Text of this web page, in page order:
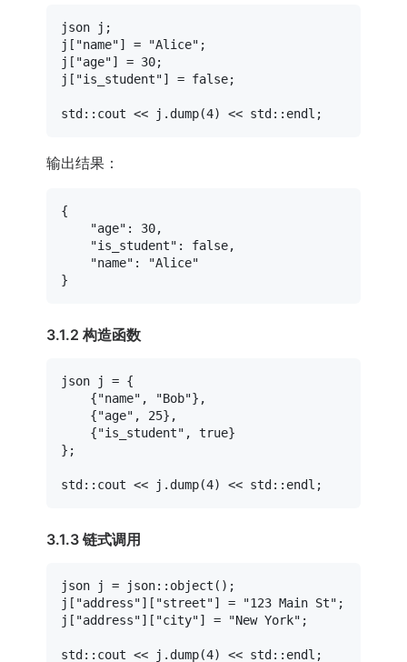
json j;
j[ "name"] = "Alice" ;
j[ "age"] = 30;
j[ "is_student"] = false;
std::cout << j. dump(4
输出结果：
{
"age" : 30,
"is_student" : false,
"name" :
"Alice"
}
3.1.2 构造函数
json j = {
    {
"name" , "Bob"},
    {
"age" , 25},
    {
"is_student" , true}
};
std::cout << j. dump(4
3.1.3 链式调用
json j = json:: object ();
j[ "address"][ "street"] = "123 Main St" ;
j[ "address"][ "city"] = "New York" ;
std::cout << j. dump(4